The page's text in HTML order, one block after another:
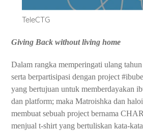
TeleCTG
Giving Back without living home
Dalam rangka memperingati ulang
serta berpartisipasi dengan project
yang bertujuan untuk memberdayakan
dan platform; maka Matroishka dan
membuat sebuah project bernama
menjual t-shirt yang bertuliskan kata-